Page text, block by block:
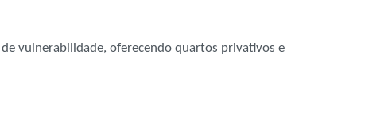
vulnerabilidade, oferecendo quartos privativos e